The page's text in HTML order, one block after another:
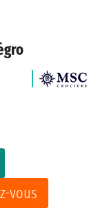
vous